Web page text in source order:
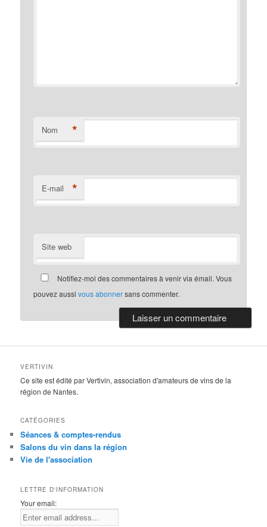
Nom *
E-mail *
Site web
Notifiez-moi des commentaires à venir via émail. Vous
pouvez aussivous abonnersans commenter.
VERTIVIN
Ce site est édité par Vertivin, association d'amateurs de vins de la
région de Nantes.
CATÉGORIES
Séances & comptes-rendus
Salons du vin dans la région
Vie de l'association
LETTRE D'INFORMATION
Your email: